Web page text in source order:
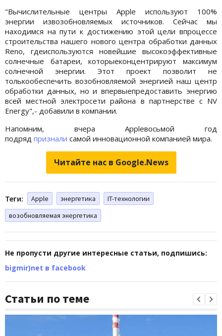
"Вычислительные центры Apple используют 100%
энергии извозобновляемых источников. Сейчас мы
находимся на пути к достижению этой цели впроцессе
строительства нашего нового центра обработки данных
Reno, гдеиспользуются новейшие высокоэффективные
солнечные батареи, которыеконцентрируют максимум
солнечной энергии. Этот проект позволит не
толькообеспечить возобновляемой энергией наш центр
обработки данных, но и впервыепредоставить энергию
всей местной электросети района в партнерстве с NV
Energy",- добавили в компании.
Напомним, вчера Appleвосьмой год
подряд признали самой инновационной компанией мира.
Читайте нас в Google.News
Теги: Apple энергетика
IT-технологии
возобновляемая энергетика
Не пропусти другие интересные статьи, подпишись:
bigmir)net в facebook
Статьи по теме